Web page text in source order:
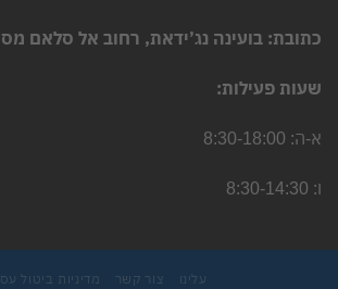
כתובת: בועינה נג’ידאת, רחוב אל סלאם מס’
שעות פעילות:
א-ה: 8:30-18:00
ו: 8:30-14:30
עלינו צור קשר מדיניות ביטול